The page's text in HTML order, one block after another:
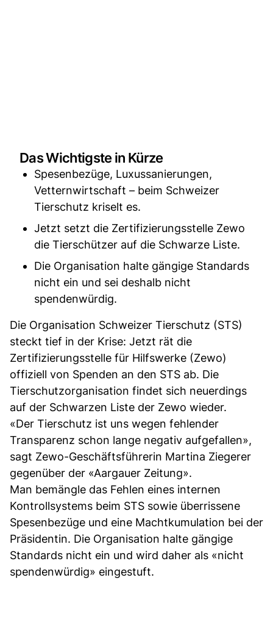
Das Wichtigste in Kürze
Spesenbezüge, Luxussanierungen,
Vetternwirtschaft – beim Schweizer
Tierschutz kriselt es.
Jetzt setzt die Zertifizierungsstelle Zewo
die Tierschützer auf die Schwarze Liste.
Die Organisation halte gängige Standards
nicht ein und sei deshalb nicht
spendenwürdig.
Die Organisation Schweizer Tierschutz (STS)
steckt tief in der Krise: Jetzt rät die
Zertifizierungsstelle für Hilfswerke (Zewo)
offiziell von Spenden an den STS ab. Die
Tierschutzorganisation findet sich neuerdings
auf der Schwarzen Liste der Zewo wieder.
«Der Tierschutz ist uns wegen fehlender
Transparenz schon lange negativ aufgefallen»,
sagt Zewo-Geschäftsführerin Martina Ziegerer
gegenüber der «Aargauer Zeitung».
Man bemängle das Fehlen eines internen
Kontrollsystems beim STS sowie überrissene
Spesenbezüge und eine Machtkumulation bei der
Präsidentin. Die Organisation halte gängige
Standards nicht ein und wird daher als «nicht
spendenwürdig» eingestuft.